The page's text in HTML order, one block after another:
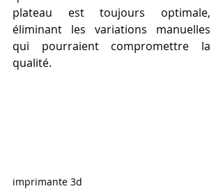
plateau est toujours optimale,
éliminant les variations manuelles
qui pourraient compromettre la
qualité.
imprimante 3d